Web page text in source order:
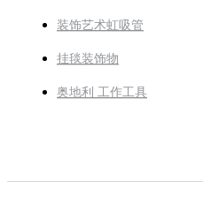
装饰艺术虹吸管
挂毯装饰物
奥地利 工作工具